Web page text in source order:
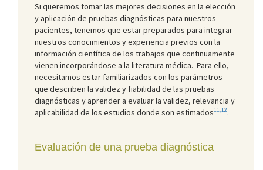
Si queremos tomar las mejores decisiones en la elección
y aplicación de pruebas diagnósticas para nuestros
pacientes, tenemos que estar preparados para integrar
nuestros conocimientos y experiencia previos con la
información científica de los trabajos que continuamente
vienen incorporándose a la literatura médica. Para ello,
necesitamos estar familiarizados con los parámetros
que describen la validez y fiabilidad de las pruebas
diagnósticas y aprender a evaluar la validez, relevancia y
aplicabilidad de los estudios donde son estimados11,12.
Evaluación de una prueba diagnóstica